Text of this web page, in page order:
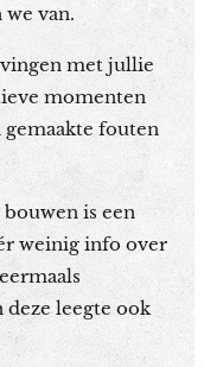
van.
met jullie
momenten
gemaakte fouten
is een
weinig info over
leegte ook